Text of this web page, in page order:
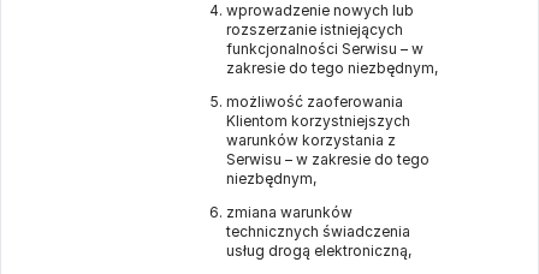
wprowadzenie nowych lub
rozszerzanie istniejących
funkcjonalności Serwisu – w
zakresie do tego niezbędnym,
możliwość zaoferowania
Klientom korzystniejszych
warunków korzystania z
Serwisu – w zakresie do tego
niezbędnym,
zmiana warunków
technicznych świadczenia
usług drogą elektroniczną,